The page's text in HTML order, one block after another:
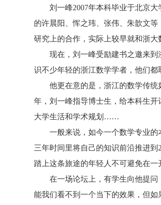
刘一峰2007年本科毕业于北京大
的许晨阳、恽之玮、张伟、朱歆文
研究上的合作，实际上较早就和浙大
现在，刘一峰受励建书之邀来到
识不少年轻的浙江数学学者，他们都
他更在意的是，浙江的数学传统
年，刘一峰指导博士生，给本科生
大学生活和学术规划……
一般来说，如今一个数学专业的
三年时间里将自己的知识前沿推进到
踏上这条旅途的年轻人不可避免在
在一场论坛上，有学生向他提问
能我们看不到一个当下的效果，但